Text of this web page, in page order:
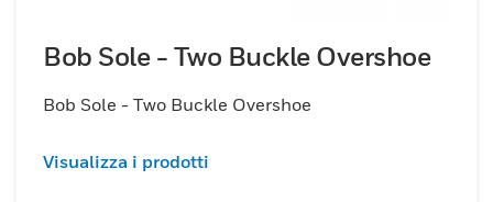
Bob Sole - Two Buckle Overshoe
Bob Sole - Two Buckle Overshoe
Visualizza i prodotti